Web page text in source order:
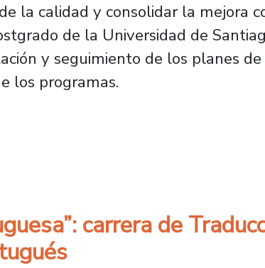
la calidad y consolidar la mejora
de la Universidad de
y seguimiento de los planes
los programas.
de planes de mejora en
carrera de